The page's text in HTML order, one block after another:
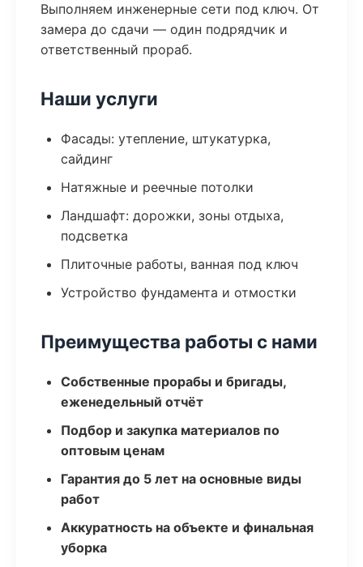
Выполняем инженерные сети под ключ. От
замера до сдачи — один подрядчик и
ответственный прораб.
Наши услуги
Фасады: утепление, штукатурка,
сайдинг
Натяжные и реечные потолки
Ландшафт: дорожки, зоны отдыха,
подсветка
Плиточные работы, ванная под ключ
Устройство фундамента и отмостки
Преимущества работы с нами
Собственные прорабы и бригады,
еженедельный отчёт
Подбор и закупка материалов по
оптовым ценам
Гарантия до 5 лет на основные виды
работ
Аккуратность на объекте и финальная
уборка